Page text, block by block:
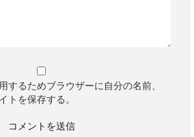
するためブラウザーに自分の名前、
トを保存する。